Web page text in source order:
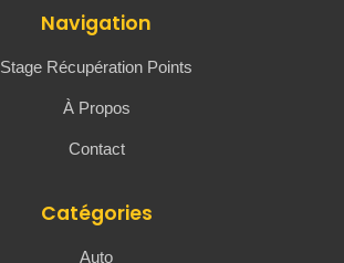
Navigation
Stage Récupération Points
À Propos
Contact
Catégories
Auto